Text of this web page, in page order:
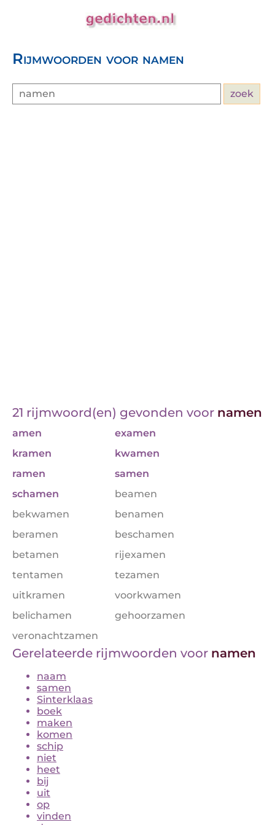
Rijmwoorden voor namen
21 rijmwoord(en) gevonden voor namen
amen
examen
kramen
kwamen
ramen
samen
schamen
beamen
bekwamen
benamen
beramen
beschamen
betamen
rijexamen
tentamen
tezamen
uitkramen
voorkwamen
belichamen
gehoorzamen
veronachtzamen
Gerelateerde rijmwoorden voor namen
naam
samen
Sinterklaas
boek
maken
komen
schip
niet
heet
bij
uit
op
vinden